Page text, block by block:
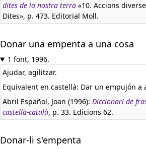
dites de la nostra terra «10. Accions
Dites», p. 473. Editorial Moll.
Donar una empenta a una cosa
1 font, 1996.
Ajudar, agilitzar.
Equivalent en castellà: Dar un empujón a
Abril Español, Joan (1996): Diccionari de
castellà-català, p. 33. Edicions 62.
Donar-li s'empenta